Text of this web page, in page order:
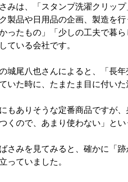
みは、「スタンプ洗濯クリッ
製品や日用品の企画、製造を
ったもの」「少しの工夫で暮
ている会社です。
城尾八也さんによると、「長
いた時に、たまたま目に付い
もありそうな定番商品ですが
くので、あまり使わない」と
さみを見てみると、確かに「
っていました。